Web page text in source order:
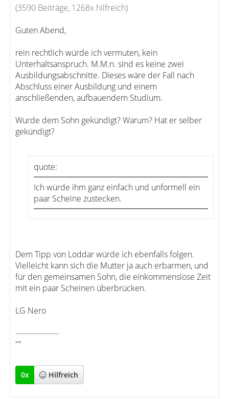
(3590 Beiträge, 1268x hilfreich)
Guten Abend,
rein rechtlich würde ich vermuten, kein
Unterhaltsanspruch. M.M.n. sind es keine zwei
Ausbildungsabschnitte. Dieses wäre der Fall nach
Abschluss einer Ausbildung und einem
anschließenden, aufbauendem Studium.
Wurde dem Sohn gekündigt? Warum? Hat er selber
gekündigt?
quote:
Ich würde ihm ganz einfach und unformell ein
paar Scheine zustecken.
Dem Tipp von Loddar würde ich ebenfalls folgen.
Vielleicht kann sich die Mutter ja auch erbarmen, und
für den gemeinsamen Sohn, die einkommenslose Zeit
mit ein paar Scheinen überbrücken.
LG Nero
-----------------
""
0x Hilfreich